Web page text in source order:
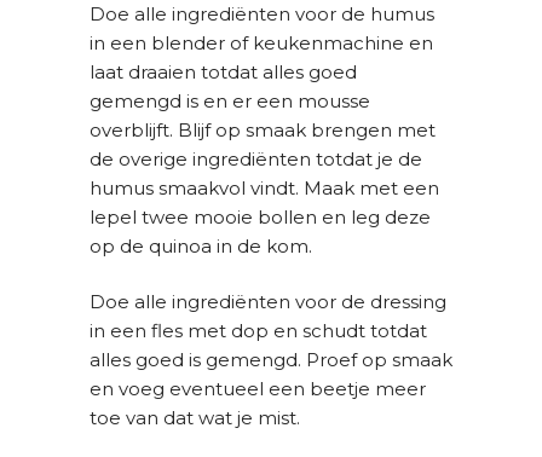
Doe alle ingrediënten voor de humus
in een blender of keukenmachine en
laat draaien totdat alles goed
gemengd is en er een mousse
overblijft. Blijf op smaak brengen met
de overige ingrediënten totdat je de
humus smaakvol vindt. Maak met een
lepel twee mooie bollen en leg deze
op de quinoa in de kom.
Doe alle ingrediënten voor de dressing
in een fles met dop en schudt totdat
alles goed is gemengd. Proef op smaak
en voeg eventueel een beetje meer
toe van dat wat je mist.